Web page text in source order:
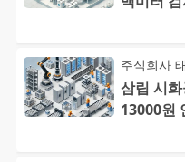
주식회사
삼립 시
13000원